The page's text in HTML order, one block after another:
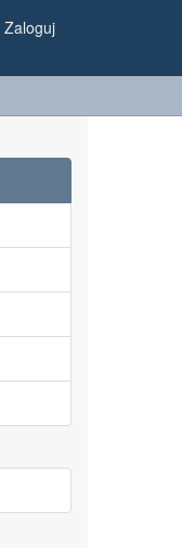
Zaloguj